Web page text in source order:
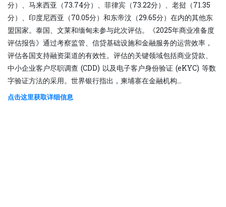
分）、马来西亚（73.74分）、菲律宾（73.22分）、老挝（71.35
分）、印度尼西亚（70.05分）和东帝汶（29.65分）在内的其他东
盟国家。泰国、文莱和缅甸未参与此次评估。《2025年商业准备度
评估报告》通过考察监管、信贷基础设施和金融服务的运营效率，
评估各国支持融资渠道的有效性。评估的关键领域包括商业贷款、
中小企业客户尽职调查 (CDD) 以及电子客户身份验证 (eKYC) 等数
字验证方法的采用。世界银行指出，柬埔寨在金融机构...
点击这里获取详细信息